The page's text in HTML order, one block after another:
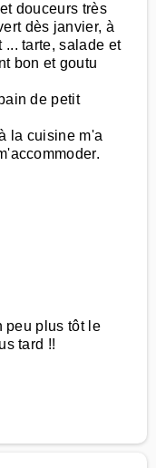
douceurs très
dès janvier, à
tarte, salade et
bon et goutu
de petit
la cuisine m'a
peu plus tôt le
tard !!